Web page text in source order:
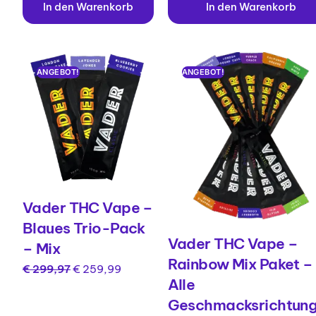
In den Warenkorb In den Warenkorb
ANGEBOT!
Vader THC Vape –
Blaues Trio-Pack
– Mix
€299,97€ 259,99
ANGEBOT!
Vader THC Vape –
Rainbow Mix Paket –
Alle